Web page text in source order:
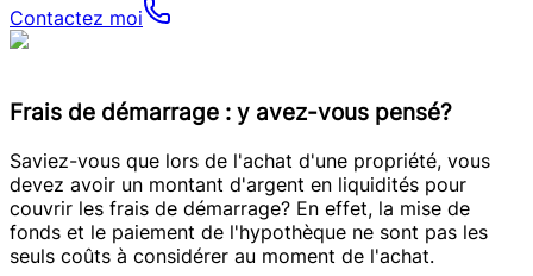
Contactez moi
Frais de démarrage : y avez-vous pensé?
Saviez-vous que lors de l'achat d'une propriété, vous
devez avoir un montant d'argent en liquidités pour
couvrir les frais de démarrage? En effet, la mise de
fonds et le paiement de l'hypothèque ne sont pas les
seuls coûts à considérer au moment de l'achat.